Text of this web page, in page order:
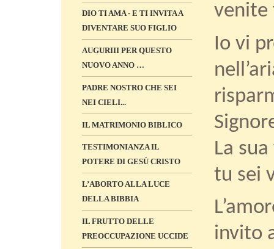
DIO TI AMA - E TI INVITA A
DIVENTARE SUO FIGLIO
AUGURIII PER QUESTO
NUOVO ANNO …
PADRE NOSTRO CHE SEI
NEI CIELI...
IL MATRIMONIO BIBLICO
TESTIMONIANZA IL
POTERE DI GESÙ CRISTO
L’ABORTO ALLA LUCE
DELLA BIBBIA
IL FRUTTO DELLE
PREOCCUPAZIONE UCCIDE
venite
Io vi
La
tu sei
invito